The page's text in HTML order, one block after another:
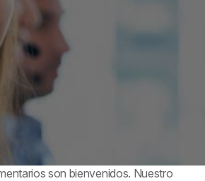
son bienvenidos. Nuestro